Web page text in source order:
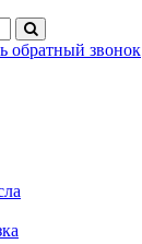
обратный звонок